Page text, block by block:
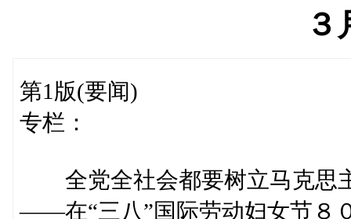
３
第1版(要闻)
专栏：
全党全社会都要树立马克思
——在“三八”国际劳动妇女节８